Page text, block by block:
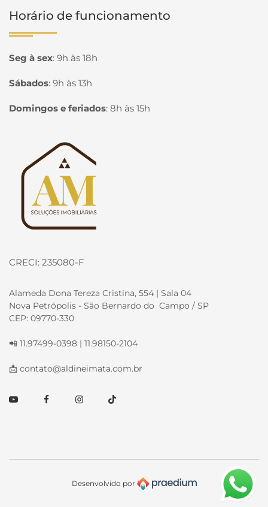
Horário de funcionamento
Seg à sex: 9h às 18h
Sábados: 9h às 13h
Domingos e feriados: 8h às 15h
Página inicial
CRECI: 235080-F
Alameda Dona Tereza Cristina, 554 | Sala 04
Nova Petrópolis - São Bernardo do Campo / SP
CEP: 09770-330
📲 11.97499-0398 | 11.98150-2104
📩 contato@aldineimata.com.br
YoutubeFacebookInstagramTikTok
Desenvolvido por